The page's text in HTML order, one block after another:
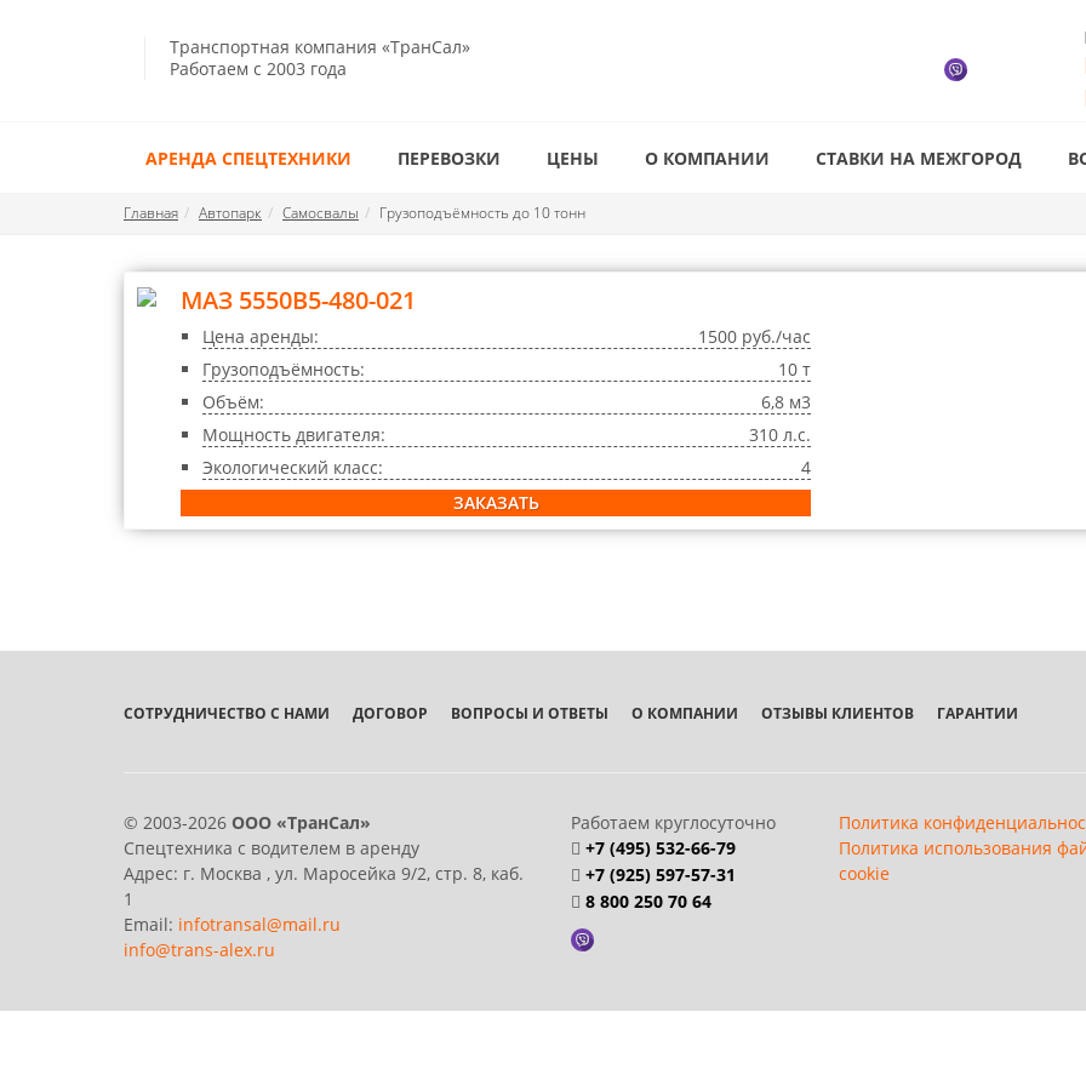
Транспортная компания «ТранСал»
Работаем с 2003 года
АРЕНДА СПЕЦТЕХНИКИ ПЕРЕВОЗКИ ЦЕНЫ О КОМПАНИИ СТАВКИ НА МЕЖГОРОД
Главная Автопарк Самосвалы Грузоподъёмность до 10 тонн
МАЗ 5550B5-480-021
Цена аренды:
1500 руб./час
Грузоподъёмность:
10 т
Объём:
6,8 м3
Мощность двигателя:
310 л.с.
Экологический класс:
4
ЗАКАЗАТЬ
СОТРУДНИЧЕСТВО С НАМИ ДОГОВОР ВОПРОСЫ И ОТВЕТЫ О КОМПАНИИ ОТЗЫВЫ КЛИЕНТОВ ГАРАНТИИ
© 2003-2026 ООО «ТранСал»
Спецтехника с водителем в аренду
Адрес: г. Москва , ул. Маросейка 9/2, стр. 8, каб.
1
Email: infotransal@mail.ru
info@trans-alex.ru
Работаем круглосуточно
+7 (495) 532-66-79
+7 (925) 597-57-31
8 800 250 70 64
Политика
Политика использования
cookie